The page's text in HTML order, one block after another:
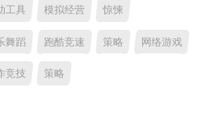
工具 模拟经营 惊悚
舞蹈 跑酷竞速 策略 网络游戏
竞技 策略